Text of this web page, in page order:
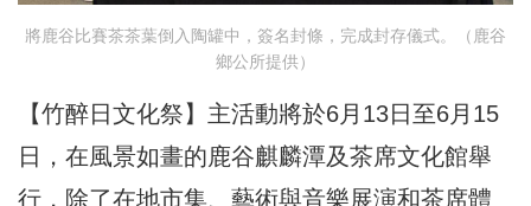
將鹿谷比賽茶茶葉倒入陶罐中，簽名封條，完成封存儀式。（鹿谷
鄉公所提供）
【竹醉日文化祭】主活動將於6月13日至6月15
日，在風景如畫的鹿谷麒麟潭及茶席文化館舉
行，除了在地市集、藝術與音樂展演和茶席體